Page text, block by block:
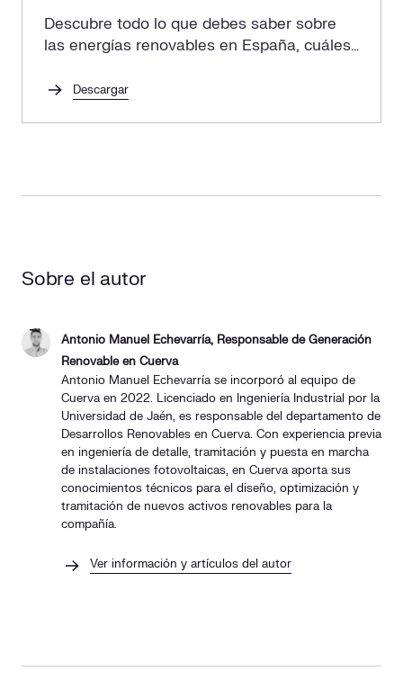
Descubre todo lo que debes saber sobre
las energías renovables en España, cuáles
en tu empresa.
Descargar
Sobre el autor
Antonio Manuel Echevarría, Responsable de Generación
Renovable en Cuerva
Antonio Manuel Echevarría se incorporó al equipo de
Cuerva en 2022. Licenciado en Ingeniería Industrial por la
Universidad de Jaén, es responsable del departamento de
Desarrollos Renovables en Cuerva. Con experiencia previa
en ingeniería de detalle, tramitación y puesta en marcha
de instalaciones fotovoltaicas, en Cuerva aporta sus
conocimientos técnicos para el diseño, optimización y
tramitación de nuevos activos renovables para la
compañía.
Ver información y artículos del autor